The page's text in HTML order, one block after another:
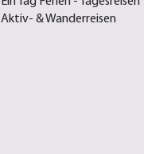
Aktiv- & Wanderreisen